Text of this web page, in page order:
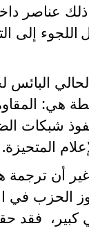
ذلك عناصر
اللجوء إلى
البائس
هي:
نفوذ شبكات
المتحيزة.
أن ترجمة
الحزب في
كبير،